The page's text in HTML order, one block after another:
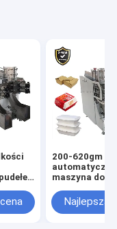
200-620gm W
automatyczna
maszyna do
powietrze
Najlepsza